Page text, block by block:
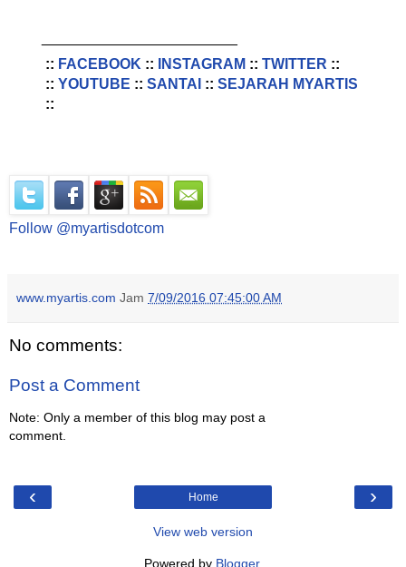
:: FACEBOOK :: INSTAGRAM :: TWITTER ::
:: YOUTUBE :: SANTAI :: SEJARAH MYARTIS
::
Follow @myartisdotcom
www.myartis.com Jam 7/09/2016 07:45:00 AM
No comments:
Post a Comment
Note: Only a member of this blog may post a
comment.
‹ ›
Home
View web version
Powered by Blogger.